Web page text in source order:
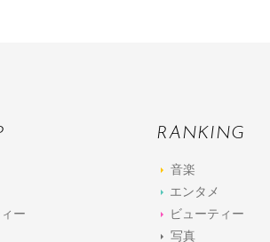
ー
RANKING
音楽
エンタメ
ビューティー
写真